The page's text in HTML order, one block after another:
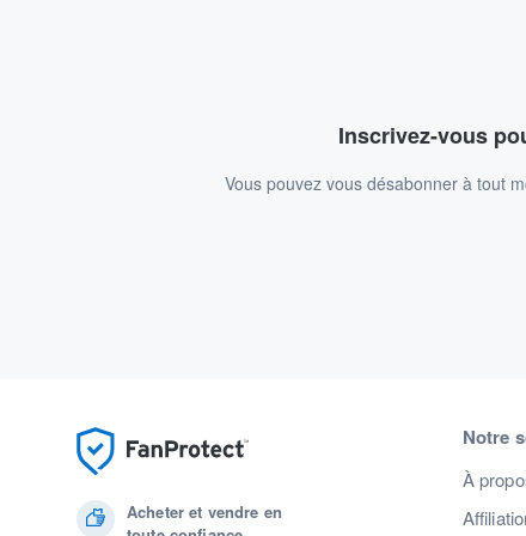
Inscrivez-vous
Vous pouvez vous désabonner à tout
Acheter et vendre en
Notre
À